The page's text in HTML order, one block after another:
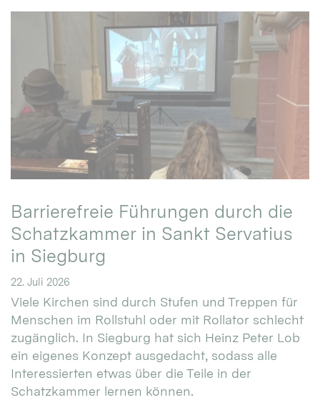
Barrierefreie Führungen durch die
Schatzkammer in Sankt Servatius
in Siegburg
22. Juli 2026
Viele Kirchen sind durch Stufen und Treppen für
Menschen im Rollstuhl oder mit Rollator schlecht
zugänglich. In Siegburg hat sich Heinz Peter Lob
ein eigenes Konzept ausgedacht, sodass alle
Interessierten etwas über die Teile in der
Schatzkammer lernen können.